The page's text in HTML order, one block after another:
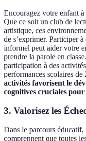
Encouragez votre enfant
Que ce soit un club de
artistique, ces
de s’exprimer. Participer
informel peut aider votre
prendre la parole en
participation à des
performances scolaires de
activités favorisent le
cognitives cruciales pour
3. Valorisez les
Dans le parcours éducatif,
comprennent que toutes